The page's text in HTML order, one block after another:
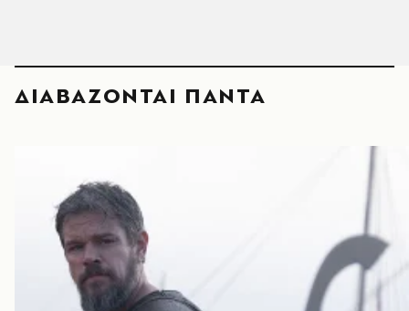
ΔΙΑΒΑΖΟΝΤΑΙ ΠΑΝΤΑ